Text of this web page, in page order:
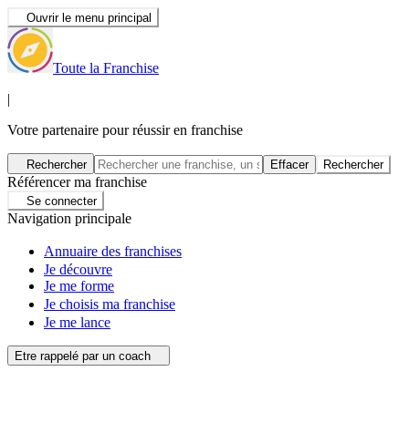
Ouvrir le menu principal
Toute la Franchise
|
Votre partenaire pour réussir en franchise
Rechercher Effacer Rechercher
Référencer ma franchise
Se connecter
Navigation principale
Annuaire des franchises
Je découvre
Je me forme
Je choisis ma franchise
Je me lance
Etre rappelé par un coach